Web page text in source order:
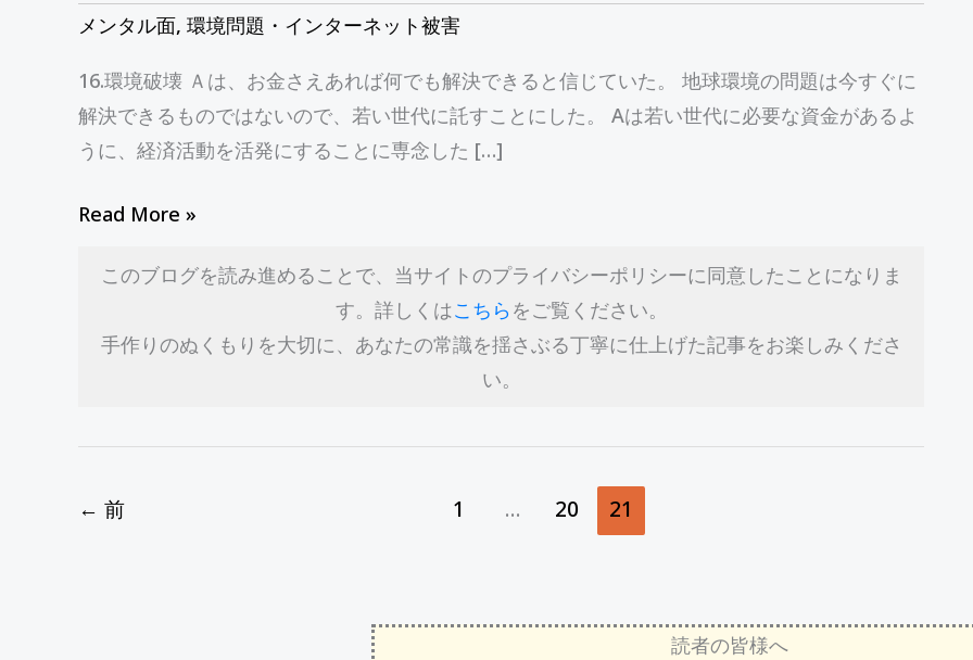
メンタル面, 環境問題・インターネット被害
16.環境破壊 Ａは、お金さえあれば何でも解決できると信じていた。 地球環境の問題は今すぐに
解決できるものではないので、若い世代に託すことにした。 Aは若い世代に必要な資金があるよ
うに、経済活動を活発にすることに専念した […]
Read More »
このブログを読み進めることで、当サイトのプライバシーポリシーに同意したことになりま
す。詳しくはこちら をご覧ください。
手作りのぬくもりを大切に、あなたの常識を揺さぶる丁寧に仕上げた記事をお楽しみくださ
い。
← 前 1 … 20 21
読者の皆様へ